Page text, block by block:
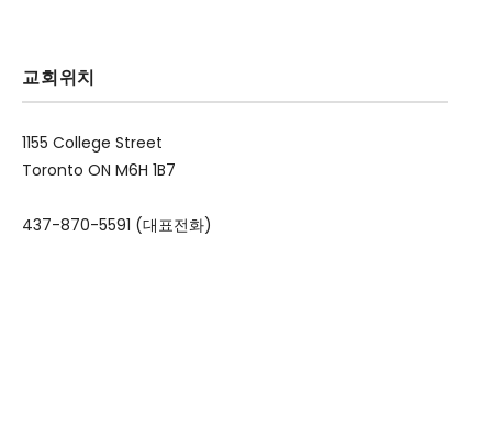
교회위치
1155 College Street
Toronto ON M6H 1B7
437-870-5591 (대표전화)